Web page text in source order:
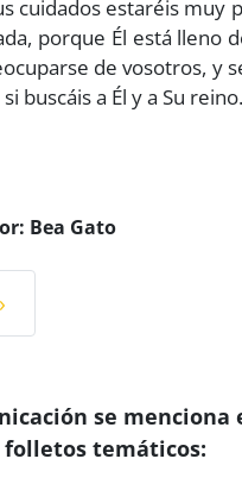
cuidados estaréis muy
porque Él está lleno
de vosotros, y
buscáis a Él y a Su
Bea Gato
se menciona
temáticos: